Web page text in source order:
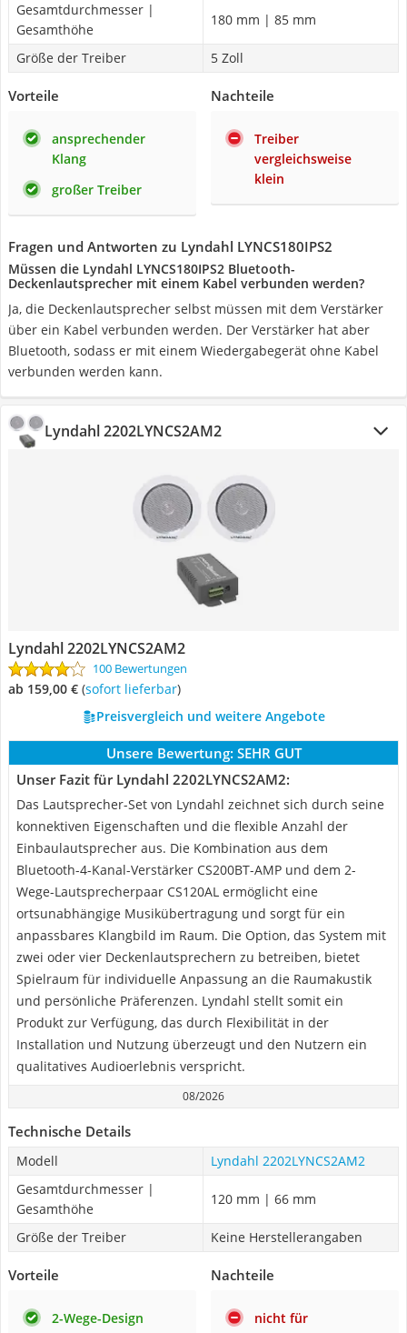
Gesamtdurchmesser |
Gesamthöhe
180 mm | 85 mm
Größe der Treiber 5 Zoll
Vorteile
ansprechender
Klang
großer Treiber
Nachteile
Treiber
vergleichsweise
klein
Fragen und Antworten zu Lyndahl LYNCS180IPS2
Müssen die Lyndahl LYNCS180IPS2 Bluetooth-
Deckenlautsprecher mit einem Kabel verbunden werden?
Ja, die Deckenlautsprecher selbst müssen mit dem Verstärker
über ein Kabel verbunden werden. Der Verstärker hat aber
Bluetooth, sodass er mit einem Wiedergabegerät ohne Kabel
verbunden werden kann.
Lyndahl 2202LYNCS2AM2
Lyndahl 2202LYNCS2AM2
100 Bewertungen
ab 159,00 € ( Sofort lieferbar)
Preisvergleich und weitere Angebote
Unsere Bewertung: SEHR GUT
Unser Fazit für Lyndahl 2202LYNCS2AM2:
Das Lautsprecher-Set von Lyndahl zeichnet sich durch seine
konnektiven Eigenschaften und die flexible Anzahl der
Einbaulautsprecher aus. Die Kombination aus dem
Bluetooth-4-Kanal-Verstärker CS200BT-AMP und dem 2-
Wege-Lautsprecherpaar CS120AL ermöglicht eine
ortsunabhängige Musikübertragung und sorgt für ein
anpassbares Klangbild im Raum. Die Option, das System mit
zwei oder vier Deckenlautsprechern zu betreiben, bietet
Spielraum für individuelle Anpassung an die Raumakustik
und persönliche Präferenzen. Lyndahl stellt somit ein
Produkt zur Verfügung, das durch Flexibilität in der
Installation und Nutzung überzeugt und den Nutzern ein
qualitatives Audioerlebnis verspricht.
08/2026
Technische Details
Modell
Lyndahl 2202LYNCS2AM2
Gesamtdurchmesser |
Gesamthöhe
120 mm | 66 mm
Größe der Treiber Keine Herstellerangaben
Vorteile
2-Wege-Design
Nachteile
nicht für